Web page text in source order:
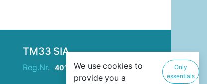
TM33 SIA
Reg.Nr. 40103946229
We use cookies to
provide you a
Only
essentials